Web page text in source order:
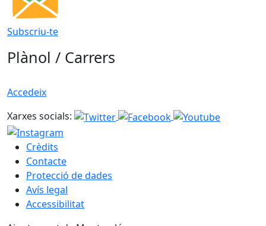
Subscriu-te
Plànol / Carrers
Accedeix
Xarxes socials:
Crèdits
Contacte
Protecció de dades
Avís legal
Accessibilitat